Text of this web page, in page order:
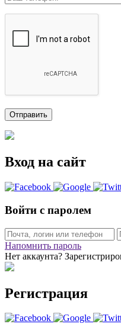
Вход на сайт
Войти с паролем
Напомнить пароль
Нет аккаунта?
Регистрация